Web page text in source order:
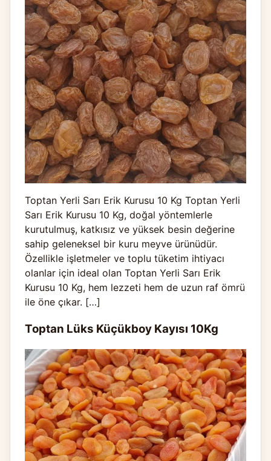
Toptan Yerli Sarı Erik Kurusu 10 Kg Toptan Yerli
Sarı Erik Kurusu 10 Kg, doğal yöntemlerle
kurutulmuş, katkısız ve yüksek besin değerine
sahip geleneksel bir kuru meyve ürünüdür.
Özellikle işletmeler ve toplu tüketim ihtiyacı
olanlar için ideal olan Toptan Yerli Sarı Erik
Kurusu 10 Kg, hem lezzeti hem de uzun raf ömrü
ile öne çıkar. […]
Toptan Lüks Küçükboy Kayısı 10Kg